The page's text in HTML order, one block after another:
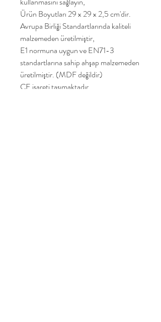
Ürün Boyutları 29 x 29 x 2,5 cm'dir.
Avrupa Birliği Standartlarında kaliteli
malzemeden üretilmiştir,
E1 normuna uygun ve EN71-3
standartlarına sahip ahşap malzemeden
üretilmiştir. (MDF değildir)
CE işareti taşımaktadır,